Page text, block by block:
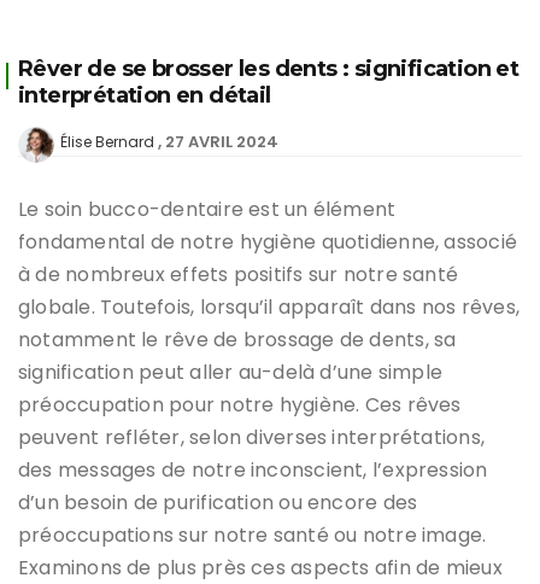
Rêver de se brosser les dents : signification et
interprétation en détail
Élise Bernard 27 AVRIL 2024
Le soin bucco-dentaire est un élément
fondamental de notre hygiène quotidienne, associé
à de nombreux effets positifs sur notre santé
globale. Toutefois, lorsqu’il apparaît dans nos rêves,
notamment le rêve de brossage de dents, sa
signification peut aller au-delà d’une simple
préoccupation pour notre hygiène. Ces rêves
peuvent refléter, selon diverses interprétations,
des messages de notre inconscient, l’expression
d’un besoin de purification ou encore des
préoccupations sur notre santé ou notre image.
Examinons de plus près ces aspects afin de mieux